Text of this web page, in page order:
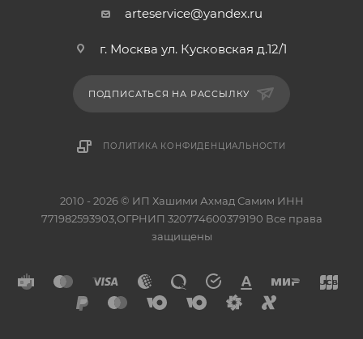
arteservice@yandex.ru
г. Москва ул. Кусковская д.12/1
ПОДПИСАТЬСЯ НА РАССЫЛКУ
ПОЛИТИКА КОНФИДЕНЦИАЛЬНОСТИ
2010 - 2026 © ИП Хашими Ахмад Самим ИНН
771982593903,ОГРНИП 320774600379190 Все права
защищены